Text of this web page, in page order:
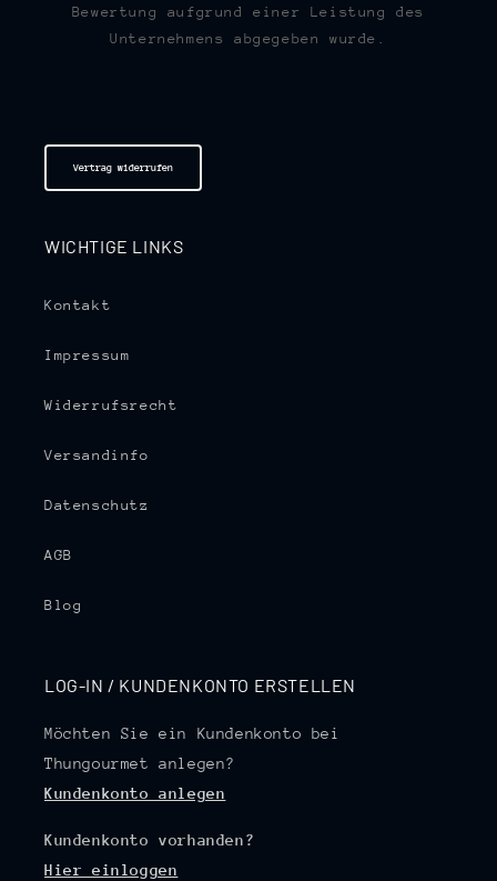
Bewertung aufgrund einer Leistung des
Unternehmens abgegeben wurde.
Vertrag widerrufen
WICHTIGE LINKS
Kontakt
Impressum
Widerrufsrecht
Versandinfo
Datenschutz
AGB
Blog
LOG-IN / KUNDENKONTO ERSTELLEN
Möchten Sie ein Kundenkonto bei
Thungourmet anlegen?
Kundenkonto anlegen
Kundenkonto vorhanden?
Hier einloggen